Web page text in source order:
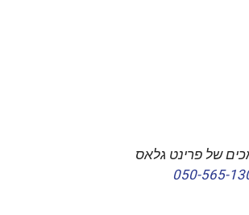
של פרינט גלאס
050-565-